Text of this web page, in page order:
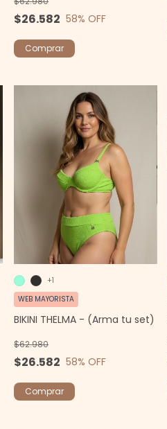
$26.582 58% OFF
Comprar
BIKINI THELMA - (Arma tu set)
$26.582
$62.980
58% OFF
WEB MAYORISTA
+1
Comprar